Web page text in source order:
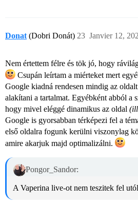
Donat (Dobri Donát) Janvier 12,
23
Nem értettem félre és tök jó, hogy
Csupán leírtam a miérteket mert
Google kiadná rendesen mindig az
alakítani a tartalmat. Egyébként abból a
hogy mivel eléggé dinamikus az oldal
Google is gyorsabban térképezi fel a
első oldalra fogunk kerülni viszonylag
amire akarjuk majd optimalizálni.
Pongor_Sandor:
A Vaperina live-ot nem teszitek fel